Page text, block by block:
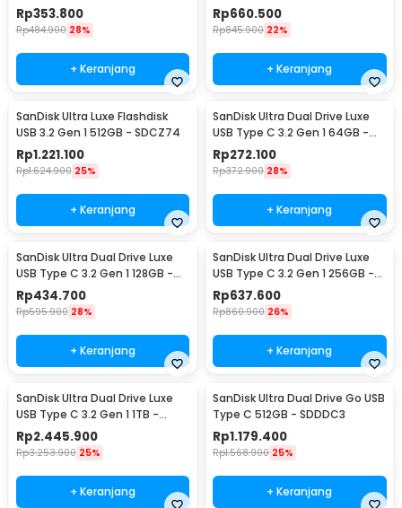
Rp353.800
Rp484.900 28%
+ Keranjang
Rp660.500
Rp845.900 22%
+ Keranjang
SanDisk Ultra Luxe Flashdisk
USB 3.2 Gen 1 512GB - SDCZ74
Rp1.221.100
Rp1.624.900 25%
+ Keranjang
SanDisk Ultra Dual Drive Luxe
USB Type C 3.2 Gen 1 64GB -
SDDDC4
Rp272.100
Rp372.900 28%
+ Keranjang
SanDisk Ultra Dual Drive Luxe
USB Type C 3.2 Gen 1 128GB -
SDDDC4
Rp434.700
Rp595.900 28%
+ Keranjang
SanDisk Ultra Dual Drive Luxe
USB Type C 3.2 Gen 1 256GB -
SDDDC4
Rp637.600
Rp860.900 26%
+ Keranjang
SanDisk Ultra Dual Drive Luxe
USB Type C 3.2 Gen 1 1TB -
SDDDC4
Rp2.445.900
Rp3.253.900 25%
+ Keranjang
SanDisk Ultra Dual Drive Go USB
Type C 512GB - SDDDC3
Rp1.179.400
Rp1.568.900 25%
+ Keranjang